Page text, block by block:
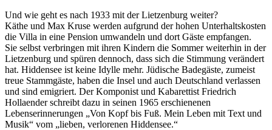
Und wie geht es nach 1933 mit der Lietzenburg weiter?
Käthe und Max Kruse werden aufgrund der hohen Unterhaltskosten
die Villa in eine Pension umwandeln und dort Gäste empfangen.
Sie selbst verbringen mit ihren Kindern die Sommer weiterhin in der
Lietzenburg und spüren dennoch, dass sich die Stimmung verändert
hat. Hiddensee ist keine Idylle mehr. Jüdische Badegäste, zumeist
treue Stammgäste, haben die Insel und auch Deutschland verlassen
und sind emigriert. Der Komponist und Kabarettist Friedrich
Hollaender schreibt dazu in seinen 1965 erschienenen
Lebenserinnerungen „Von Kopf bis Fuß. Mein Leben mit Text und
Musik“ vom „lieben, verlorenen Hiddensee.“